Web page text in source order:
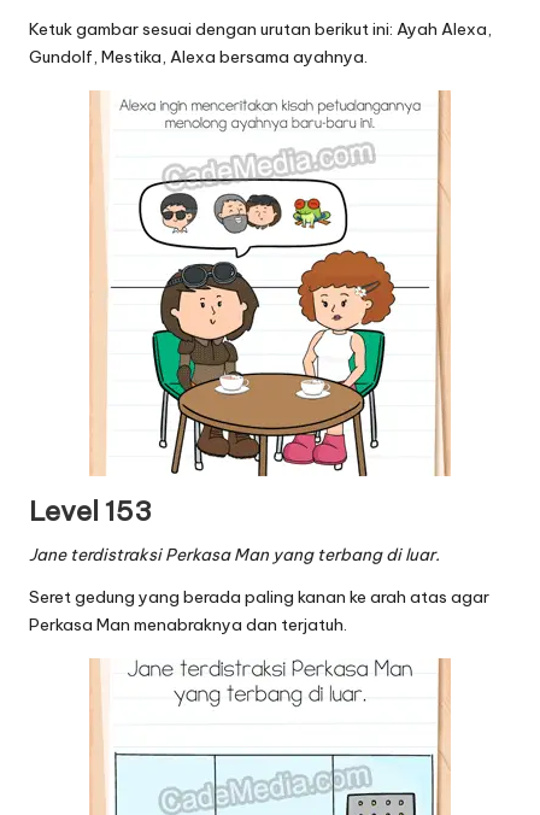
Ketuk gambar sesuai dengan urutan berikut ini: Ayah Alexa,
Gundolf, Mestika, Alexa bersama ayahnya.
Level 153
Jane terdistraksi Perkasa Man yang terbang di luar.
Seret gedung yang berada paling kanan ke arah atas agar
Perkasa Man menabraknya dan terjatuh.